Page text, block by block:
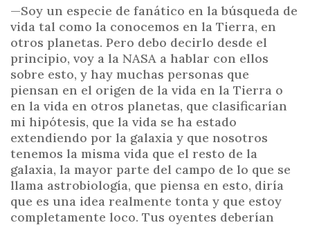
—Soy un especie de fanático en la búsqueda de
vida tal como la conocemos en la Tierra, en
otros planetas. Pero debo decirlo desde el
principio, voy a la NASA a hablar con ellos
sobre esto, y hay muchas personas que
piensan en el origen de la vida en la Tierra o
en la vida en otros planetas, que clasificarían
mi hipótesis, que la vida se ha estado
extendiendo por la galaxia y que nosotros
tenemos la misma vida que el resto de la
galaxia, la mayor parte del campo de lo que se
llama astrobiología, que piensa en esto, diría
que es una idea realmente tonta y que estoy
completamente loco. Tus oyentes deberían